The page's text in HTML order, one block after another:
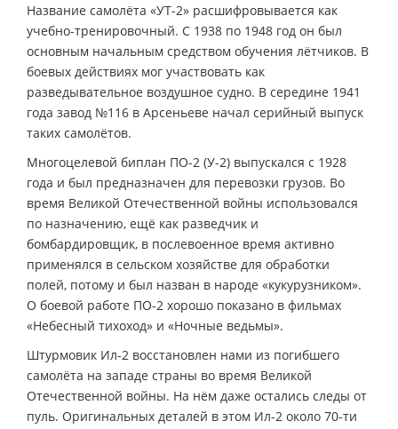
Название самолёта «УТ-2» расшифровывается как
учебно-тренировочный. С 1938 по 1948 год он был
основным начальным средством обучения лётчиков. В
боевых действиях мог участвовать как
разведывательное воздушное судно. В середине 1941
года завод №116 в Арсеньеве начал серийный выпуск
таких самолётов.
Многоцелевой биплан ПО-2 (У-2) выпускался с 1928
года и был предназначен для перевозки грузов. Во
время Великой Отечественной войны использовался
по назначению, ещё как разведчик и
бомбардировщик, в послевоенное время активно
применялся в сельском хозяйстве для обработки
полей, потому и был назван в народе «кукурузником».
О боевой работе ПО-2 хорошо показано в фильмах
«Небесный тихоход» и «Ночные ведьмы».
Штурмовик Ил-2 восстановлен нами из погибшего
самолёта на западе страны во время Великой
Отечественной войны. На нём даже остались следы от
пуль. Оригинальных деталей в этом Ил-2 около 70-ти